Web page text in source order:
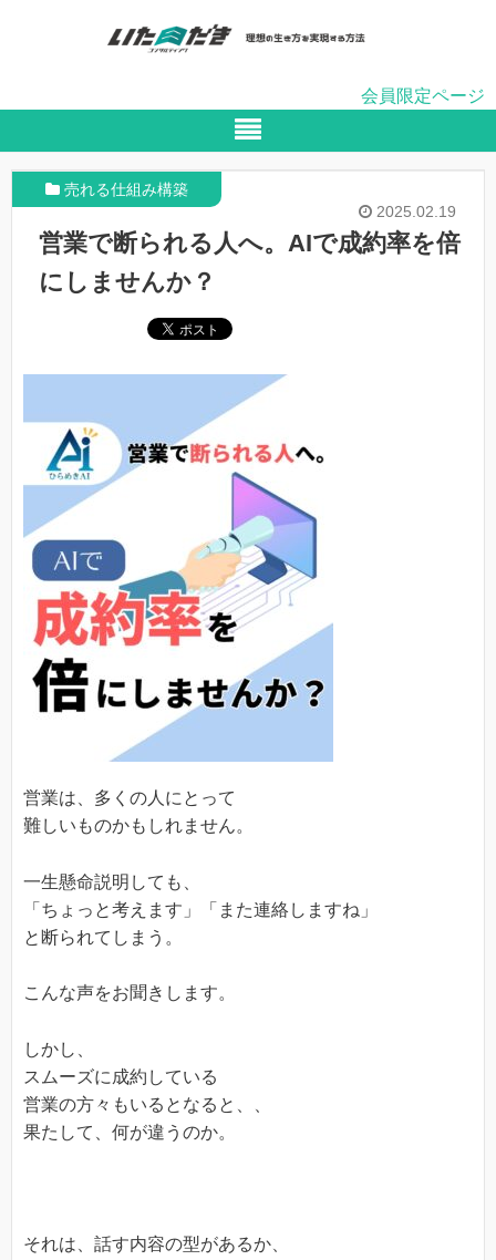
会員限定ページ
2025.02.19
売れる仕組み構築
営業で断られる人へ。AIで成約率を倍
にしませんか？
営業は、多くの人にとって
難しいものかもしれません。
一生懸命説明しても、
「ちょっと考えます」「また連絡しますね」
と断られてしまう。
こんな声をお聞きします。
しかし、
スムーズに成約している
営業の方々もいるとなると、、
果たして、何が違うのか。
それは、話す内容の型があるか、